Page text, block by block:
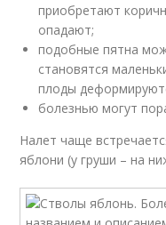
приобретают
опадают;
подобные пятна
становятся
плоды
болезнью могут
Налет чаще
яблони (у груши – на